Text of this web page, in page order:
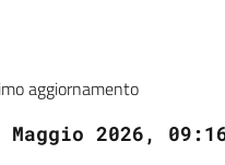
aggiornamento
Maggio 2026,